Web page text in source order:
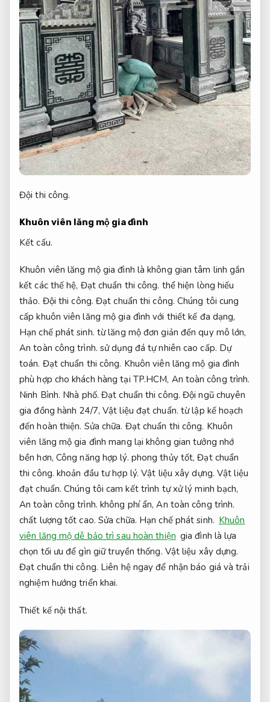
Đội thi công.
Khuôn viên lăng mộ gia đình
Kết cấu.
Khuôn viên lăng mộ gia đình là không gian tâm linh gắn
kết các thế hệ, Đạt chuẩn thi công. thể hiện lòng hiếu
thảo. Đội thi công. Đạt chuẩn thi công. Chúng tôi cung
cấp khuôn viên lăng mộ gia đình với thiết kế đa dạng,
Hạn chế phát sinh. từ lăng mộ đơn giản đến quy mô lớn,
An toàn công trình. sử dụng đá tự nhiên cao cấp. Dự
toán. Đạt chuẩn thi công. Khuôn viên lăng mộ gia đình
phù hợp cho khách hàng tại TP.HCM, An toàn công trình.
Ninh Bình. Nhà phố. Đạt chuẩn thi công. Đội ngũ chuyên
gia đồng hành 24/7, Vật liệu đạt chuẩn. từ lập kế hoạch
đến hoàn thiện. Sửa chữa. Đạt chuẩn thi công. Khuôn
viên lăng mộ gia đình mang lại không gian tưởng nhớ
bền hơn, Công năng hợp lý. phong thủy tốt,Đạt chuẩn
thi công. khoản đầu tư hợp lý.Vật liệu xây dựng. Vật liệu
đạt chuẩn. Chúng tôi cam kết trình tự xử lý minh bạch,
An toàn công trình. không phí ẩn,An toàn công trình.
chất lượng tốt cao. Sửa chữa. Hạn chế phát sinh. Khuôn
viên lăng mộ dễ bảo trì sau hoàn thiện gia đình là lựa
chọn tối ưu để gìn giữ truyền thống. Vật liệu xây dựng.
Đạt chuẩn thi công. Liên hệ ngay để nhận báo giá và trải
nghiệm hướng triển khai.
Thiết kế nội thất.